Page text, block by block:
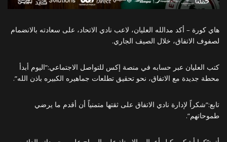
هاي كورة – أكد مدالله العليان، لاعب نادي الاتحاد، على سعادته بالانضمام
لصفوف الاتفاق، خلال الصيف الجاري.
كتب العليان عبر حسابه في منصة إكس للتواصل الاجتماعي:”اليوم أبدأ
محطة جديدة مع الاتفاق، نحو تحقيق تطلعات جماهيره الكبيره باذن الله”.
تابع:”شكراً لإدارة نادي الاتفاق على ثقتها متمنياً أن أقدم ما يرضي
طموحاتهم”.